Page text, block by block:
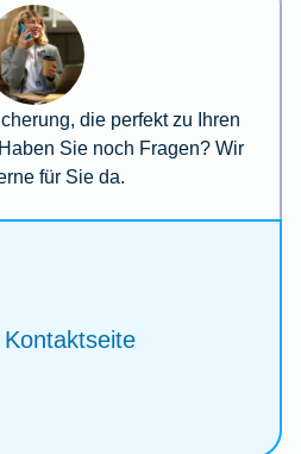
die perfekt zu Ihren
Sie noch Fragen? Wir
für Sie da.